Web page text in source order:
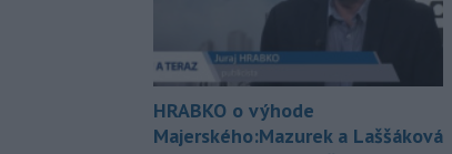
HRABKO o výhode
Majerského:Mazurek a Laššáková